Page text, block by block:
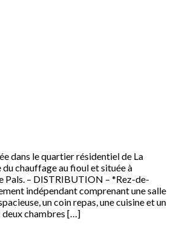
dans le quartier résidentiel de La
du chauffage au fioul et située à
Pals. – DISTRIBUTION – *Rez-de-
indépendant comprenant une salle
un coin repas, une cuisine et un
deux chambres […]